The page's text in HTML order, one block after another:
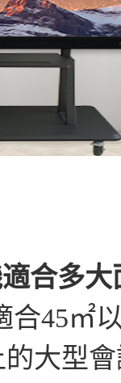
合多
合45㎡
大型